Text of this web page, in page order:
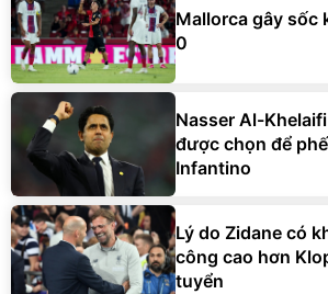
Mallorca gây sốc
0
Nasser Al-
được chọn để
Infantino
Lý do Zidane có
công cao hơn
tuyển